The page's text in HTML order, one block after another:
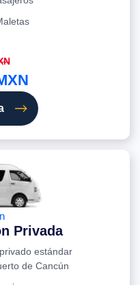
Privada
estándar
de Cancún